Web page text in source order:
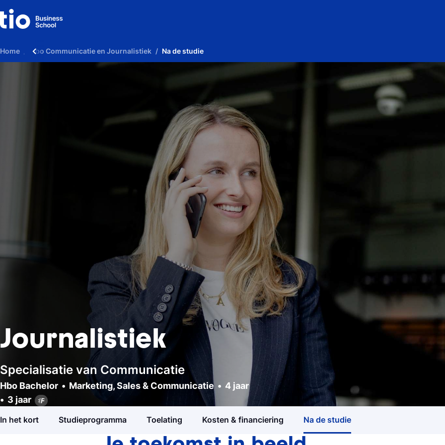
Home Hbo Communicatie en Journalistiek Na de studie
Hbo Bachelor Marketing, Sales & Communicatie 4 jaar 3 jaar
Journalistiek
Specialisatie van Communicatie
Hbo Bachelor Marketing, Sales & Communicatie
4 jaar
3 jaar
In het kort Studieprogramma Toelating Kosten & financiering Na de studie
Studiekeuzetest
Hulp nodig bij het kiezen van je studie?
Studiegids
Ontvang meer informatie
opleidingen